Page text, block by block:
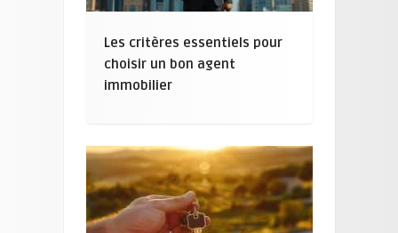
Les critères essentiels pour
choisir un bon agent
immobilier